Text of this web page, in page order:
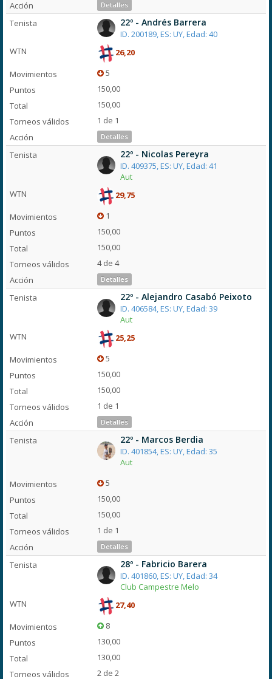
Detalles
22º - Andrés Barrera
ID. 200189, ES: UY, Edad: 40
26,20
5
150,00
150,00
1 de 1
Detalles
22º - Nicolas Pereyra
ID. 409375, ES: UY, Edad: 41
Aut
29,75
1
150,00
150,00
4 de 4
Detalles
22º - Alejandro Casabó Peixoto
ID. 406584, ES: UY, Edad: 39
Aut
25,25
5
150,00
150,00
1 de 1
Detalles
22º - Marcos Berdia
ID. 401854, ES: UY, Edad: 35
Aut
5
150,00
150,00
1 de 1
Detalles
28º - Fabricio Barera
ID. 401860, ES: UY, Edad: 34
Club Campestre Melo
27,40
8
130,00
130,00
2 de 2